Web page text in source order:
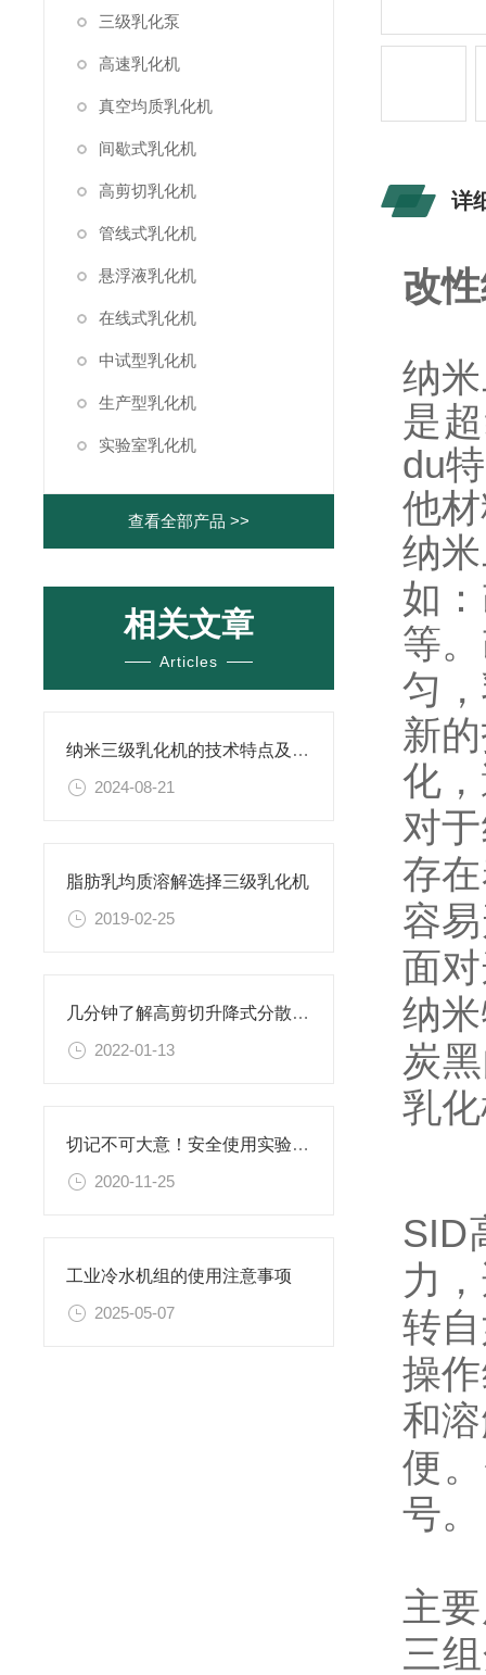
三级乳化泵
高速乳化机
真空均质乳化机
间歇式乳化机
高剪切乳化机
管线式乳化机
悬浮液乳化机
在线式乳化机
中试型乳化机
生产型乳化机
实验室乳化机
查看全部产品 >>
相关文章
Articles
纳米三级乳化机的技术特点及应用介绍
2024-08-21
脂肪乳均质溶解选择三级乳化机
2019-02-25
几分钟了解高剪切升降式分散机的设备选型表及分散头形式
2022-01-13
切记不可大意！安全使用实验室反应釜
2020-11-25
工业冷水机组的使用注意事项
2025-05-07
详
改
纳
是
du
他
纳
如
等
匀
新
化
对
存
容
面
纳
炭
乳
SID
力
转
操
和
便
号。
主
三